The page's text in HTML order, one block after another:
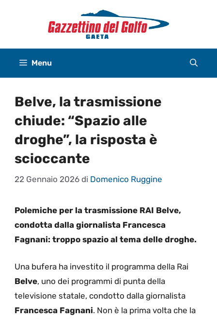
Menu
Belve, la trasmissione
chiude: “Spazio alle
droghe”, la risposta è
scioccante
22 Gennaio 2026 di Domenico Ruggine
Polemiche per la trasmissione RAI Belve,
condotta dalla giornalista Francesca
Fagnani: troppo spazio al tema delle droghe.
Una bufera ha investito il programma della Rai
Belve, uno dei programmi di punta della
televisione statale, condotto dalla giornalista
Francesca Fagnani. Non è la prima volta che la